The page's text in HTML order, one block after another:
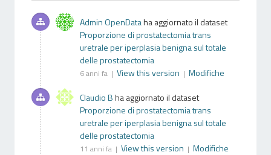
Admin OpenDataha aggiornato il dataset
Proporzione di prostatectomia trans
uretrale per iperplasia benigna sul totale
delle prostatectomia
6 anni fa | View this version | Modifiche
Claudio Bha aggiornato il dataset
Proporzione di prostatectomia trans
uretrale per iperplasia benigna sul totale
delle prostatectomia
11 anni fa | View this version | Modifiche